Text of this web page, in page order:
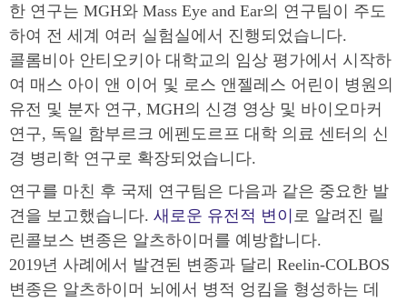
한 연구는 MGH와 Mass Eye and Ear의 연구팀이 주도
하여 전 세계 여러 실험실에서 진행되었습니다.
콜롬비아 안티오키아 대학교의 임상 평가에서 시작하
여 매스 아이 앤 이어 및 로스 앤젤레스 어린이 병원의
유전 및 분자 연구, MGH의 신경 영상 및 바이오마커
연구, 독일 함부르크 에펜도르프 대학 의료 센터의 신
경 병리학 연구로 확장되었습니다.
연구를 마친 후 국제 연구팀은 다음과 같은 중요한 발
견을 보고했습니다. 새로운 유전적 변이 로 알려진 릴
린콜보스 변종은 알츠하이머를 예방합니다.
2019년 사례에서 발견된 변종과 달리 Reelin-COLBOS
변종은 알츠하이머 뇌에서 병적 엉킴을 형성하는 데